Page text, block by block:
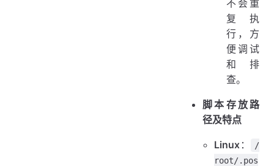
不会重
复执
行，方
便调试
和排
查。
脚本存放路
径及特点
Linux ：
/
root/.pos